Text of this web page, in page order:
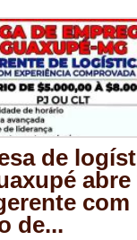
de
abre
com
de...